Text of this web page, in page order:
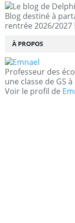
Blog destiné à
rentrée 2026/2027 !
À PROPOS
Professeur des
une classe de GS
Voir le profil de